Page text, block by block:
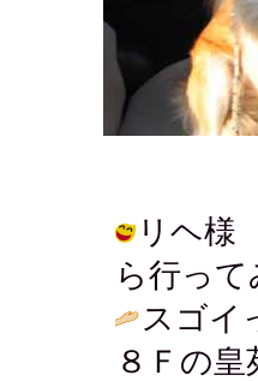
リヘ様
ら行って
スゴイ
８Ｆの